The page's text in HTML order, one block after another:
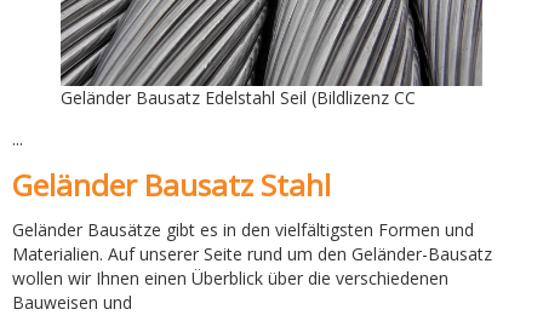
Geländer Bausatz Edelstahl Seil (Bildlizenz CC
...
Geländer Bausatz Stahl
Geländer Bausätze gibt es in den vielfältigsten Formen und
Materialien. Auf unserer Seite rund um den Geländer-Bausatz
wollen wir Ihnen einen Überblick über die verschiedenen
Bauweisen und